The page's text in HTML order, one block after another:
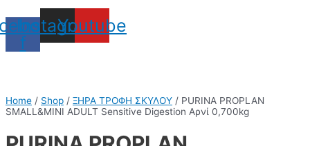
f
Instagram
Youtube
Home / Shop / ΞΗΡΑ ΤΡΟΦΗ ΣΚΥΛΟΥ / PURINA PROPLAN
SMALL&MINI ADULT Sensitive Digestion Αρνί 0,700kg